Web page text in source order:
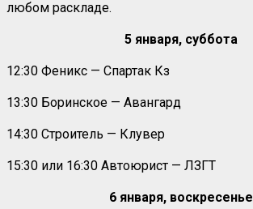
любом раскладе.
5 января, суббота
12:30 Феникс — Спартак Кз
13:30 Боринское — Авангард
14:30 Строитель — Клувер
15:30 или 16:30 Автоюрист — ЛЗГТ
6 января, воскресенье